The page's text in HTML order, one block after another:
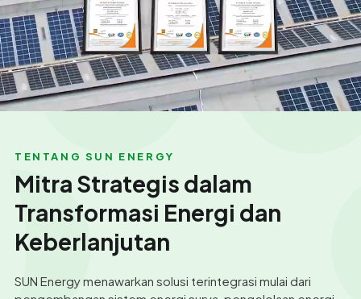
01/01
TENTANG SUN ENERGY
Mitra Strategis dalam
Transformasi Energi dan
Keberlanjutan
SUN Energy menawarkan solusi terintegrasi mulai dari